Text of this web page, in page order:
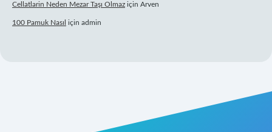
Cellatlarin Neden Mezar Taşı Olmaz için Arven
100 Pamuk Nasıl için admin